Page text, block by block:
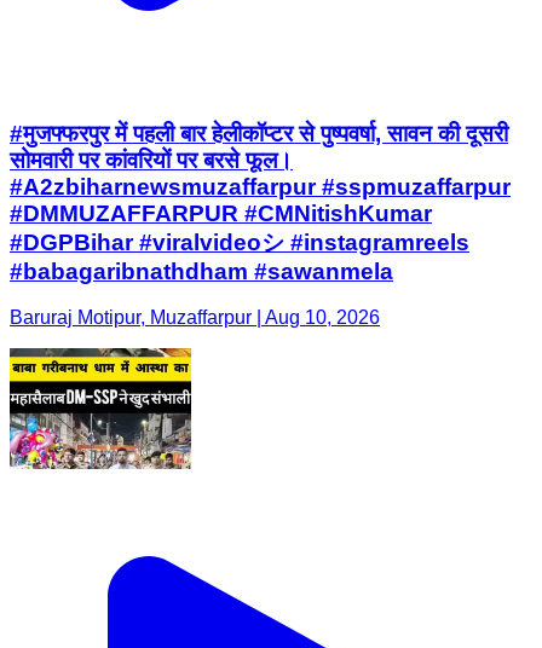
#मुजफ्फरपुर में पहली बार हेलीकॉप्टर से पुष्पवर्षा, सावन की दूसरी
सोमवारी पर कांवरियों पर बरसे फूल।
#A2zbiharnewsmuzaffarpur #sspmuzaffarpur
#DMMUZAFFARPUR #CMNitishKumar
#DGPBihar #viralvideoシ #instagramreels
#babagaribnathdham #sawanmela
Baruraj Motipur, Muzaffarpur | Aug 10, 2026